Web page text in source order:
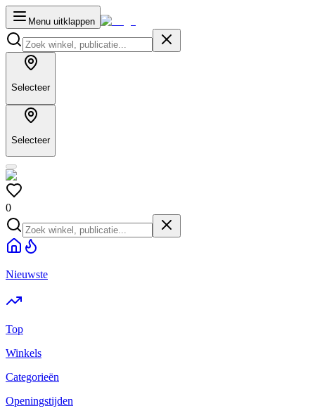
Menu uitklappen
Selecteer
Selecteer
0
Nieuwste
Top
Winkels
Categorieën
Openingstijden